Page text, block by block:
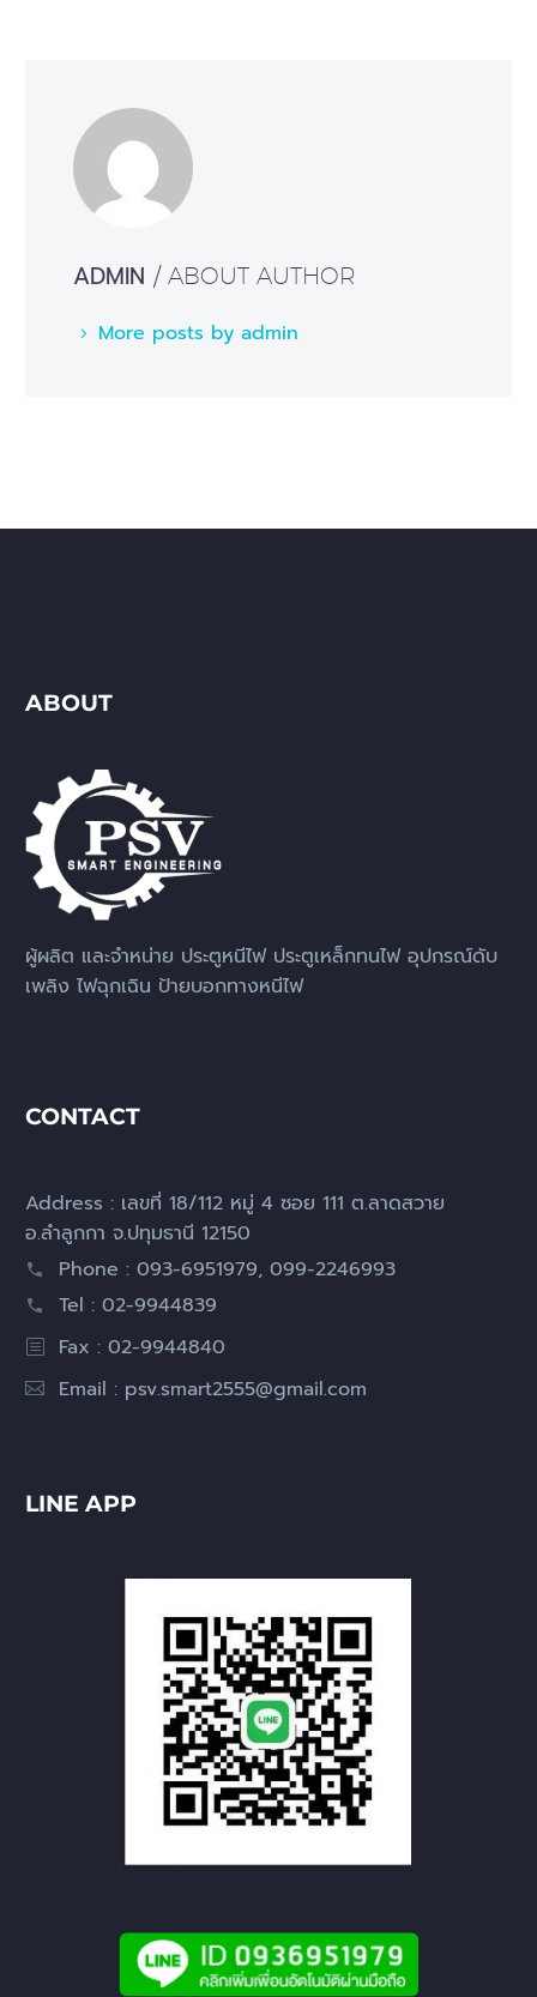
ADMIN / ABOUT AUTHOR
More posts by admin
ABOUT
ผู้ผลิต และจำหน่าย ประตูหนีไฟ ประตูเหล็กทนไฟ อุปกรณ์ดับ
เพลิง ไฟฉุกเฉิน ป้ายบอกทางหนีไฟ
CONTACT
Address : เลขที่ 18/112 หมู่ 4 ซอย 111 ต.ลาดสวาย
อ.ลำลูกกา จ.ปทุมธานี 12150
Phone : 093-6951979, 099-2246993
Tel : 02-9944839
Fax : 02-9944840
Email : psv.smart2555@gmail.com
LINE APP